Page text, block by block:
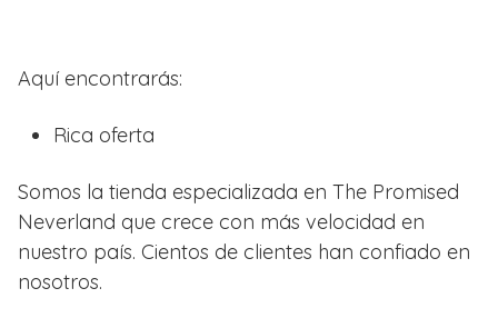
Aquí encontrarás:
Rica oferta
Somos la tienda especializada en The Promised
Neverland que crece con más velocidad en
nuestro país. Cientos de clientes han confiado en
nosotros.